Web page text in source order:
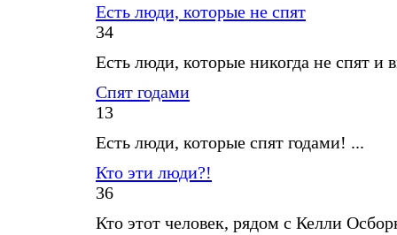
Есть люди, которые не спят
34
Есть люди, которые никогда не спят и
Спят годами
13
Есть люди, которые спят годами! ...
Кто эти люди?!
36
Кто этот человек, рядом с Келли